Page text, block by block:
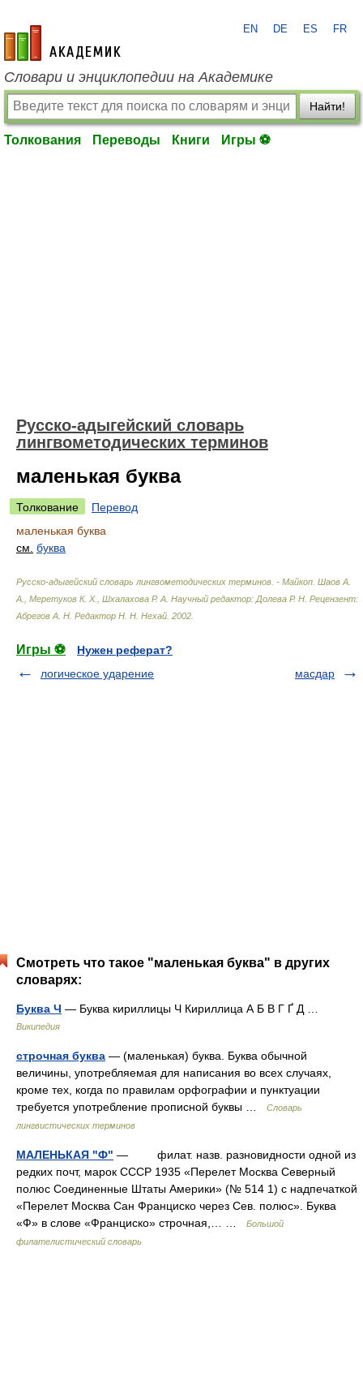
academic.ru
EN DE ES FR
Словари и энциклопедии на Академике
Найти!
Толкования Переводы Книги Игры ⚽
Русско-адыгейский словарь
лингвометодических терминов
маленькая буква
Толкование
Перевод
маленькая буква
см. буква
Русско-адыгейский словарь лингвометодических терминов. - Майкоп Шаов А.
А., Меретуков К. Х., Шхалахова Р. А. Научный редактор: Долева Р. Н. Рецензент:
Абрегов А. Н. Редактор Н. Н. Нехай 2002
Игры ⚽
Нужен реферат?
логическое ударение
масдар
Смотреть что такое "маленькая буква" в других
словарях:
Буква Ч — Буква кириллицы Ч Кириллица А Б В Г Ґ Д …
Википедия
строчная буква — (маленькая) буква. Буква обычной
величины, употребляемая для написания во всех случаях,
кроме тех, когда по правилам орфографии и пунктуации
требуется употребление прописной буквы …
Словарь
лингвистических терминов
МАЛЕНЬКАЯ "Ф" — филат. назв. разновидности одной из
редких почт, марок СССР 1935 «Перелет Москва Северный
полюс Соединенные Штаты Америки» (№ 514 1) с надпечаткой
«Перелет Москва Сан Франциско через Сев. полюс». Буква
«Ф» в слове «Франциско» строчная,… …
Большой
филателистический словарь